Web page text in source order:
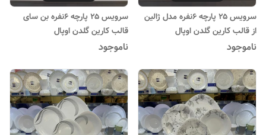
سرویس ۲۵ پارچه ۶نفره مدل ژالین
از قالب کارین گلدن اوپال
ناموجود
سرویس ۲۵ پارچه ۶نفره بن سای
قالب کارین گلدن اوپال
ناموجود